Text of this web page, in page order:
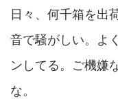
日々、何千箱を出
音で騒がしい。よ
ンしてる。ご機嫌
な。